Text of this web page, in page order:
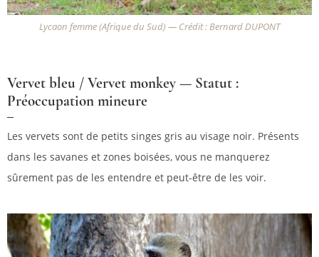
Lycaon femme (Afrique du Sud) — Crédit : Bernard DUPONT
Vervet bleu / Vervet monkey — Statut :
Préoccupation mineure
Les vervets sont de petits singes gris au visage noir. Présents
dans les savanes et zones boisées, vous ne manquerez
sûrement pas de les entendre et peut-être de les voir.